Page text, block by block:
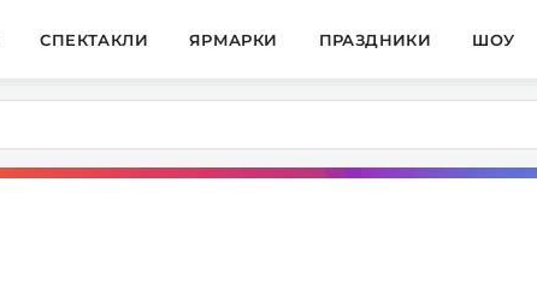
СПЕКТАКЛИ ЯРМАРКИ ПРАЗДНИКИ ШОУ